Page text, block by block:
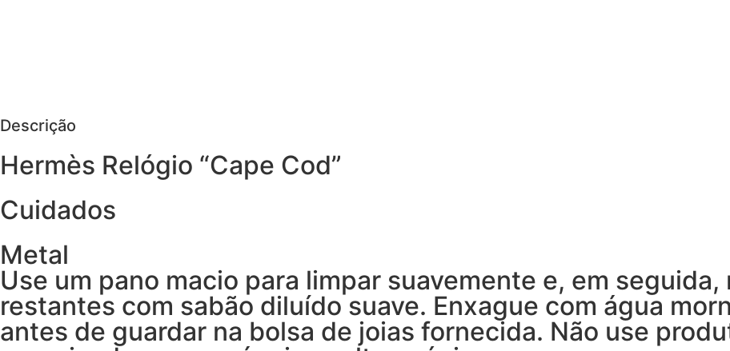
Descrição
Hermès Relógio “Cape Cod”
Cuidados
Metal
Use um pano macio para limpar suavemente e, em
restantes com sabão diluído suave. Enxague com água
antes de guardar na bolsa de joias fornecida. Não use